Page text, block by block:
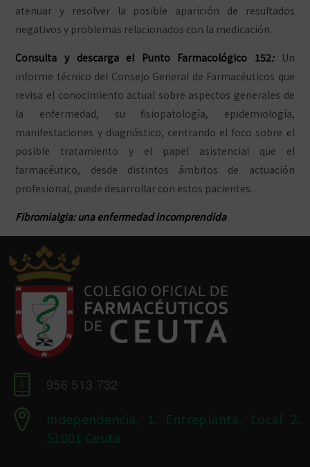
atenuar y resolver la posible aparición de resultados
negativos y problemas relacionados con la medicación.
Consulta y descarga el Punto Farmacológico 152:Un
informe técnico del Consejo General de Farmacéuticos que
revisa el conocimiento actual sobre aspectos generales de
la enfermedad, su fisiopatología, epidemiología,
manifestaciones y diagnóstico, centrando el foco sobre el
posible tratamiento y el papel asistencial que el
farmacéutico, desde distintos ámbitos de actuación
profesional, puede desarrollar con estos pacientes.
Fibromialgia: una enfermedad incomprendida
956 513 732
Independencia, 1. Entreplanta, Local 2.
51001 Ceuta